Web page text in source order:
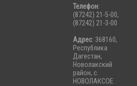
Телефон:
(87242) 21-5-00,
(87242) 21-3-00
Адрес: 368160,
Республика
Дагестан,
Новолакский
район, с.
НОВОЛАКСОЕ